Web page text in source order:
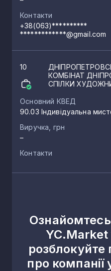
Контакти
+38(063)**********
*************@gmail.com
10
КОМБІНАТ
СПІЛКИ
Основний КВЕД
90.03 Індивідуальна
Виручка, грн
–
Контакти
YC.Market
розблокуйте
про компанії